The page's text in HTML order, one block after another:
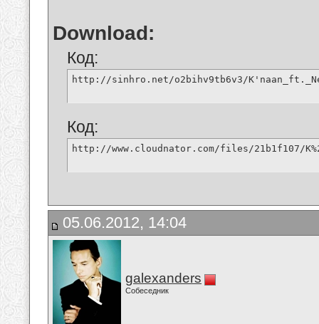
Download:
Код:
http://sinhro.net/o2bihv9tb6v3/
Код:
http://www.cloudnator.com/files/21b1f107/
05.06.2012, 14:04
galexanders
Собеседник